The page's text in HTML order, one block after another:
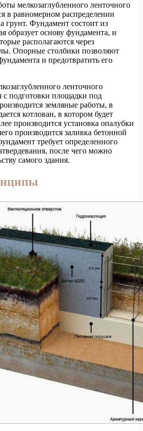
мелкозаглубленного ленточного
в равномерном распределении
грунт. Фундамент состоит из
образует основу фундамента, и
располагаются через
Опорные столбики позволяют
и предотвратить его
ленточного
с подготовки площадки под
земляные работы, в
котлован, в котором будет
производится установка опалубки
производится заливка бетонной
требует определенного
после чего можно
самого здания.